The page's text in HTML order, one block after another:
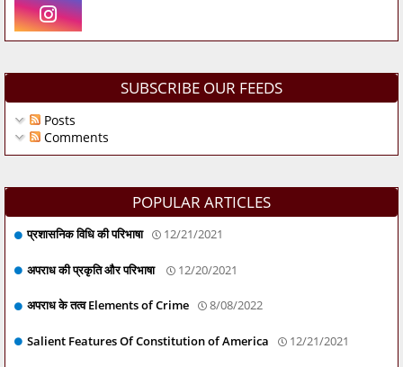
SUBSCRIBE OUR FEEDS
Posts
Comments
POPULAR ARTICLES
प्रशासनिक विधि की परिभाषा 12/21/2021
अपराध की प्रकृति और परिभाषा 12/20/2021
अपराध के तत्व Elements of Crime 8/08/2022
Salient Features Of Constitution of America 12/21/2021